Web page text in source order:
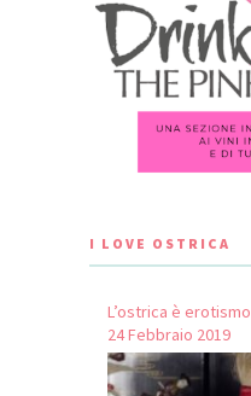
I LOVE OSTRICA
L’ostrica è erotismo
24 Febbraio 2019